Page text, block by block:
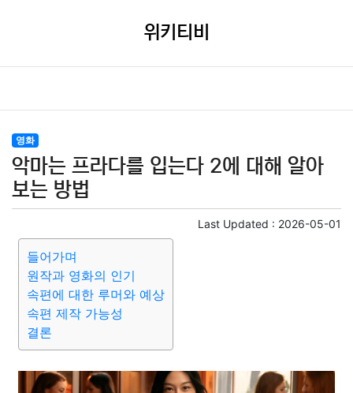
위키티비
영화
악마는 프라다를 입는다 2에 대해 알아
보는 방법
Last Updated : 2026-05-01
들어가며
원작과 영화의 인기
속편에 대한 루머와 예상
속편 제작 가능성
결론